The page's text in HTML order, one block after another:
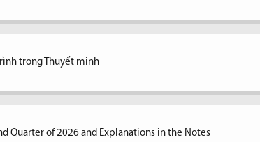
trong Thuyết minh
Quarter of 2026 and Explanations in the Notes